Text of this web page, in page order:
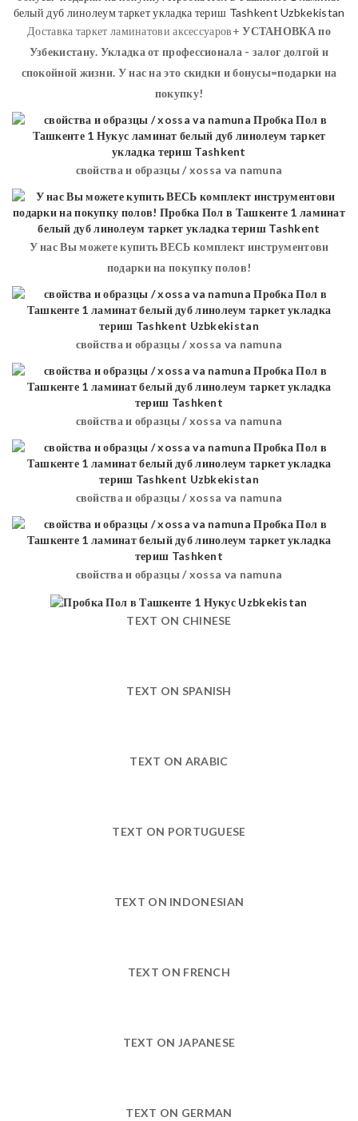
Доставка таркет ламинатови аксессуаров+УСТАНОВКАпо
Узбекистану. Укладка от профессионала - залог долгой и
спокойной жизни. У нас на это скидки и бонусы=подарки на
покупку!
свойства и образцы / xossa va namuna
У нас Вы можете купить ВЕСЬ комплект инструментови
подарки на покупку полов!
свойства и образцы / xossa va namuna
свойства и образцы / xossa va namuna
свойства и образцы / xossa va namuna
свойства и образцы / xossa va namuna
TEXT ON CHINESE
TEXT ON SPANISH
TEXT ON ARABIC
TEXT ON PORTUGUESE
TEXT ON INDONESIAN
TEXT ON FRENCH
TEXT ON JAPANESE
TEXT ON GERMAN